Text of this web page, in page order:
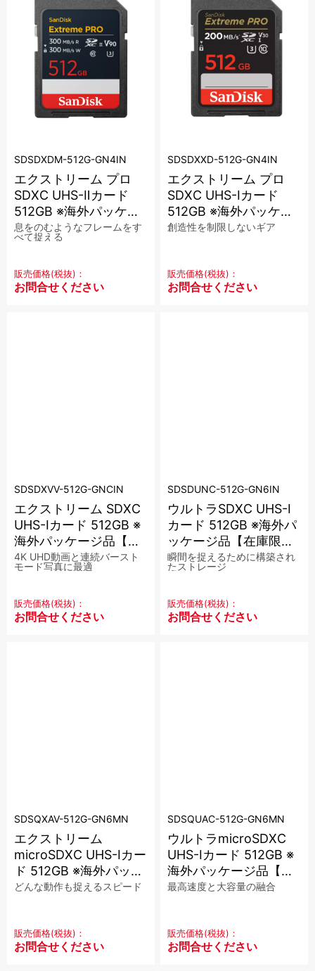
SDSDXDM-512G-GN4IN
エクストリーム プロ
SDXC UHS-Ⅱカード
512GB ※海外パッケー
ジ品
息をのむようなフレームをす
べて捉える
販売価格(税抜)：
お問合せください
SDSDXXD-512G-GN4IN
エクストリーム プロ
SDXC UHS-Iカード
512GB ※海外パッケー
ジ品【在庫限り】
創造性を制限しないギア
販売価格(税抜)：
お問合せください
SDSDXVV-512G-GNCIN
エクストリーム SDXC
UHS-Iカード 512GB ※
海外パッケージ品【在
庫限り】
4K UHD動画と連続バースト
モード写真に最適
販売価格(税抜)：
お問合せください
SDSDUNC-512G-GN6IN
ウルトラSDXC UHS-I
カード 512GB ※海外パ
ッケージ品【在庫限
り】
瞬間を捉えるために構築され
たストレージ
販売価格(税抜)：
お問合せください
SDSQXAV-512G-GN6MN
エクストリーム
microSDXC UHS-Iカー
ド 512GB ※海外パッケ
ージ品【在庫限り】
どんな動作も捉えるスピード
販売価格(税抜)：
お問合せください
SDSQUAC-512G-GN6MN
ウルトラmicroSDXC
UHS-Iカード 512GB ※
海外パッケージ品【在
庫限り】
最高速度と大容量の融合
販売価格(税抜)：
お問合せください